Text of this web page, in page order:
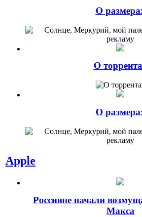
О
О
О
Apple
Россияне начали
Макса